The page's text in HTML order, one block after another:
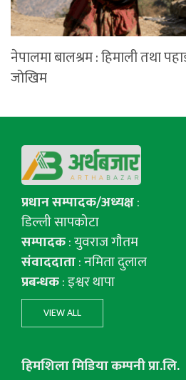
नेपालमा बालश्रम : हिमाली तथा
जोखिम
प्रधान सम्पादक/अध्यक्ष:
डिल्ली सापकोटा
सम्पादक: युवराज गाैतम
संवाददाता: नमिता दुलाल
प्रबन्धक: इश्वर थापा
VIEW ALL
हिमशिला मिडिया कम्पनी प्रा.लि.